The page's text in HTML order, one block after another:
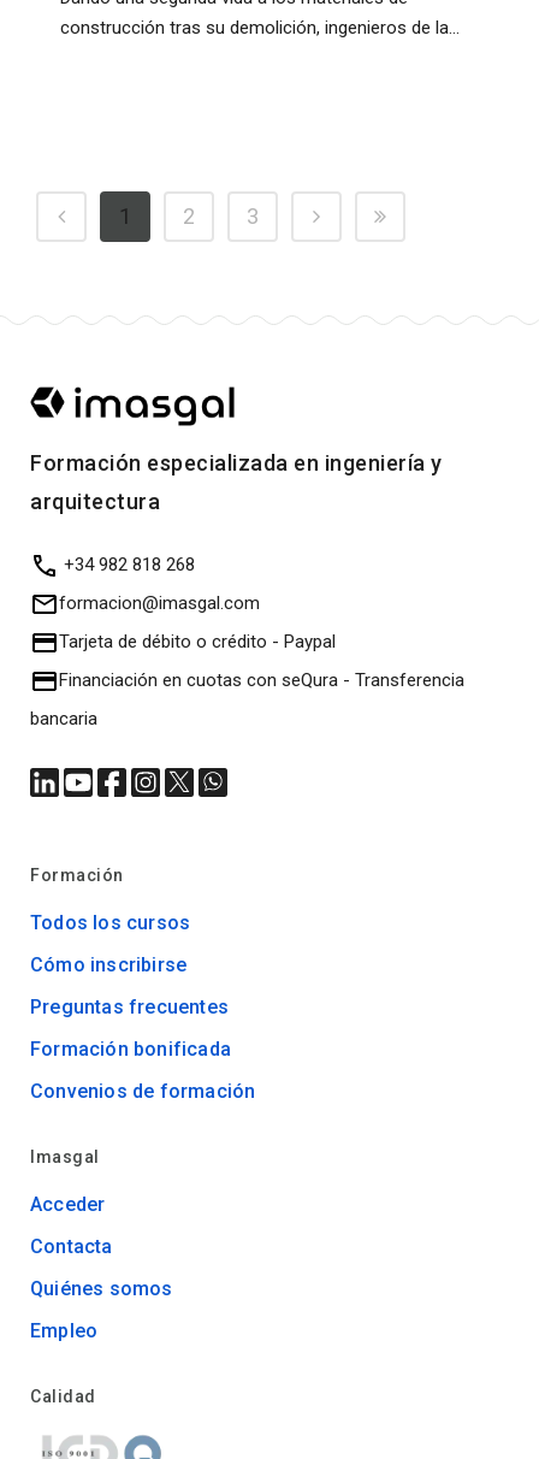
construcción tras su demolición, ingenieros de la...
1 2 3
Formación especializada en ingeniería y
arquitectura
+34 982 818 268
formacion@imasgal.com
Tarjeta de débito o crédito - Paypal
Financiación en cuotas con seQura - Transferencia
bancaria
Formación
Todos los cursos
Cómo inscribirse
Preguntas frecuentes
Formación bonificada
Convenios de formación
Imasgal
Acceder
Contacta
Quiénes somos
Empleo
Calidad